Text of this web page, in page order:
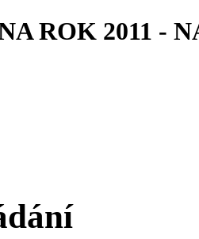
ROK 2011 -